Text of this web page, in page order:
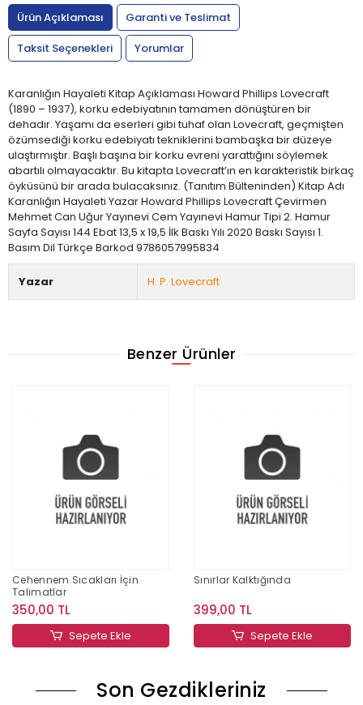
Ürün Açıklaması
Garanti ve Teslimat
Taksit Seçenekleri
Yorumlar
Karanlığın Hayaleti Kitap Açıklaması Howard Phillips Lovecraft
(1890 – 1937), korku edebiyatının tamamen dönüştüren bir
dehadır. Yaşamı da eserleri gibi tuhaf olan Lovecraft, geçmişten
özümsediği korku edebiyatı tekniklerini bambaşka bir düzeye
ulaştırmıştır. Başlı başına bir korku evreni yarattığını söylemek
abartılı olmayacaktır. Bu kitapta Lovecraft’ın en karakteristik birkaç
öyküsünü bir arada bulacaksınız. (Tanıtım Bülteninden) Kitap Adı
Karanlığın Hayaleti Yazar Howard Phillips Lovecraft Çevirmen
Mehmet Can Uğur Yayınevi Cem Yayınevi Hamur Tipi 2. Hamur
Sayfa Sayısı 144 Ebat 13,5 x 19,5 İlk Baskı Yılı 2020 Baskı Sayısı 1.
Basım Dil Türkçe Barkod 9786057995834
Yazar H. P. Lovecraft
Benzer Ürünler
Cehennem Sıcakları İçin
Talimatlar
350,00 TL
Sepete Ekle
Sınırlar Kalktığında
399,00 TL
Sepete Ekle
Son Gezdikleriniz